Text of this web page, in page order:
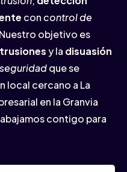
concontrol de
objetivo es
y la disuasión
que se
local cercano a La
en la Granvia
contigo para